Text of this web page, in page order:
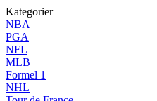
Kategorier
NBA
PGA
NFL
MLB
Formel 1
NHL